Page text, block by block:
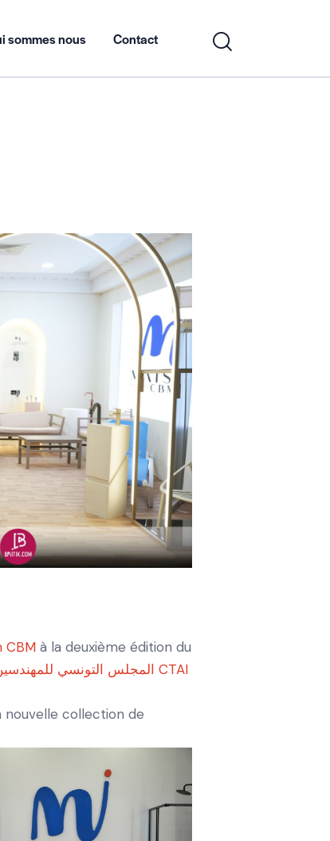
sommes nous Contact
CBM à la deuxième édition du
المجلس التونسي للمهندسين الداخليين CTAI
nouvelle collection de